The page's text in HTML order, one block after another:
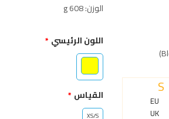
S
EU
UK
الوزن: 608 g
اللون الرئيسي
القياس
XS/S